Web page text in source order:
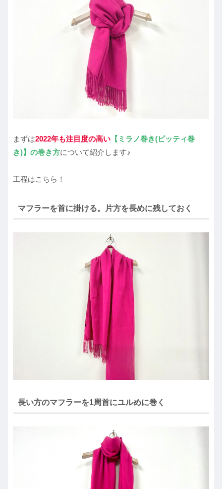
まずは2022年も注目度の高い 【ミラノ巻き(ピッティ巻
き)】の巻き方について紹介します♪
工程はこちら！
マフラーを首に掛ける。片方を長めに残しておく
長い方のマフラーを1周首にユルめに巻く